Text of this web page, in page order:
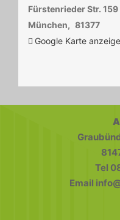
Fürstenrieder Str. 159
München, 81377
Google Karte
Tel
Email